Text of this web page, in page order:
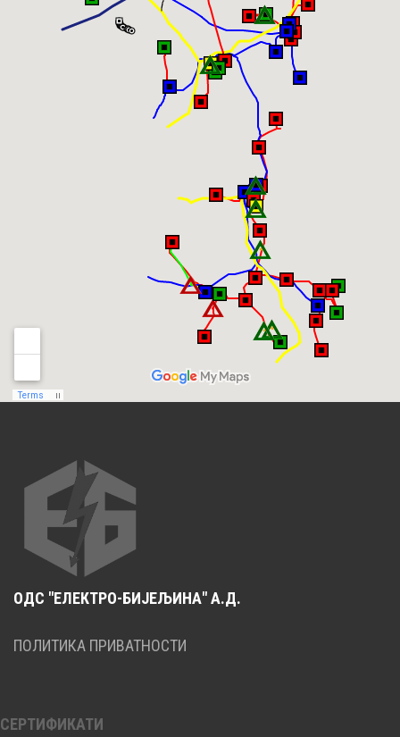
ОДС "ЕЛЕКТРО-БИЈЕЉИНА" А.Д.
ПОЛИТИКА ПРИВАТНОСТИ
СЕРТИФИКАТИ